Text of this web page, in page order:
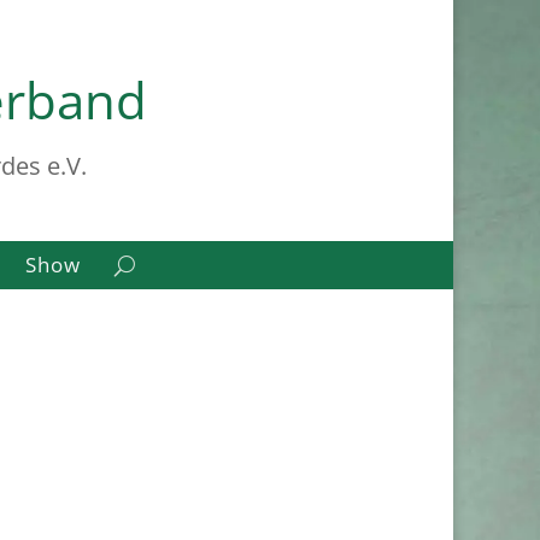
e.V.
Show